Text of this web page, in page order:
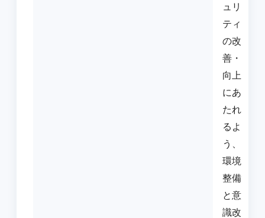
ュリ
ティ
の改
善・
向上
にあ
たれ
るよ
う、
環境
整備
と意
識改